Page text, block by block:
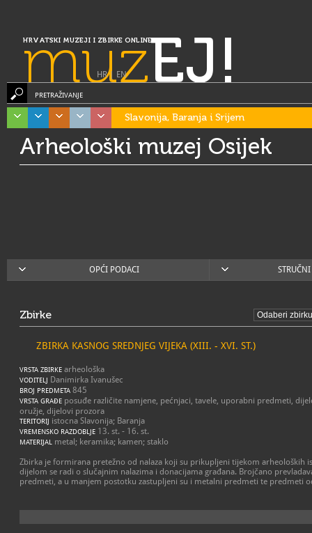
HRVATSKI MUZEJI I ZBIRKE ONLINE
muzEJ!
HR| EN
PRETRAŽIVANJE
Slavonija, Baranja i Srijem
Arheološki muzej Osijek
OPĆI PODACI
Zbirke
ZBIRKA KASNOG SREDNJEG VIJEKA (XIII. - XVI. ST.)
VRSTA ZBIRKE arheološka
VODITELJ Danimirka Ivanušec
BROJ PREDMETA 845
VRSTA GRAĐE posuđe različite namjene, pećnjaci, tavele, uporabni predmeti,
oružje, dijelovi prozora
TERITORIJ istocna Slavonija; Baranja
VREMENSKO RAZDOBLJE 13. st. - 16. st.
MATERIJAL metal; keramika; kamen; staklo
Zbirka je formirana pretežno od nalaza koji su prikupljeni tijekom arheoloških
dijelom se radi o slučajnim nalazima i donacijama građana. Brojčano
predmeti, a u manjem postotku zastupljeni su i metalni predmeti te predmeti